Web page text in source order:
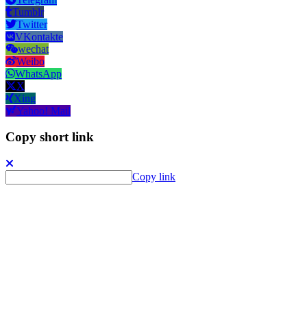
Tumblr
Twitter
VKontakte
wechat
Weibo
WhatsApp
X
Xing
Yahoo! Mail
Copy short link
Copy link